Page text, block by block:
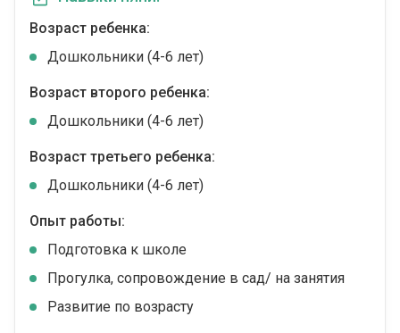
Возраст ребенка:
Дошкольники (4-6 лет)
Возраст второго ребенка:
Дошкольники (4-6 лет)
Возраст третьего ребенка:
Дошкольники (4-6 лет)
Опыт работы:
Подготовка к школе
Прогулка, сопровождение в сад/ на занятия
Развитие по возрасту